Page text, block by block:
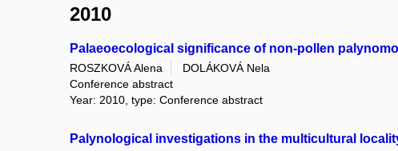
2010
Palaeoecological significance of non-pollen
ROSZKOVÁ Alena
DOLÁKOVÁ Nela
Conference abstract
Year: 2010, type: Conference abstract
Palynological investigations in the multicultural